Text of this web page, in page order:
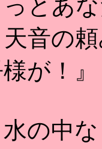
っとあ
天音の
が！』
の中